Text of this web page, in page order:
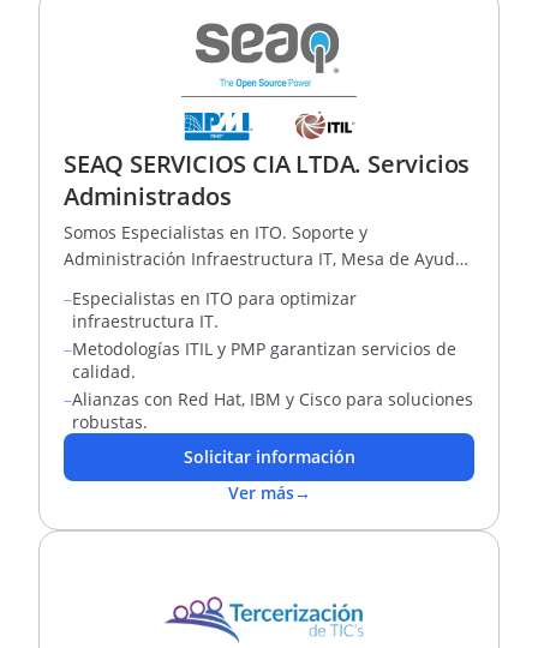
SEAQ SERVICIOS CIA LTDA. Servicios
Administrados
Somos Especialistas en ITO. Soporte y
Administración Infraestructura IT, Mesa de Ayuda,
–Especialistas en ITO para optimizar
infraestructura IT.
–Metodologías ITIL y PMP garantizan servicios de
calidad.
–Alianzas con Red Hat, IBM y Cisco para soluciones
robustas.
Solicitar información
Ver más→